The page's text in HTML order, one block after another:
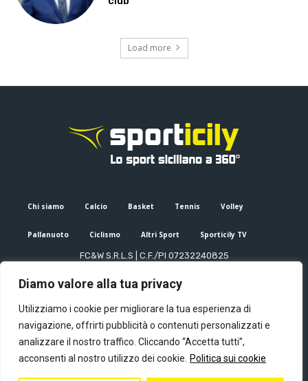
Diamo valore alla tua privacy
Utilizziamo i cookie per migliorare la tua esperienza di
navigazione, offrirti pubblicità o contenuti personalizzati e
analizzare il nostro traffico. Cliccando “Accetta tutti”,
acconsenti al nostro utilizzo dei cookie.
Politica sui cookie
Load more
Chi siamo Calcio Basket Tennis Volley
Pallanuoto Ciclismo Altri Sport Sporticily TV
FC&W S.R.L.S | C.F./PI 07232240825
Editore e direttore responsabile: Francesco Cammuca | Registro
Mail: info@sporticily.it| Telefono:+39 371 788 7216